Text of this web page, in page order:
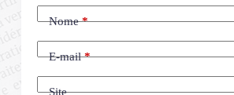
Nome*
E-mail*
Site